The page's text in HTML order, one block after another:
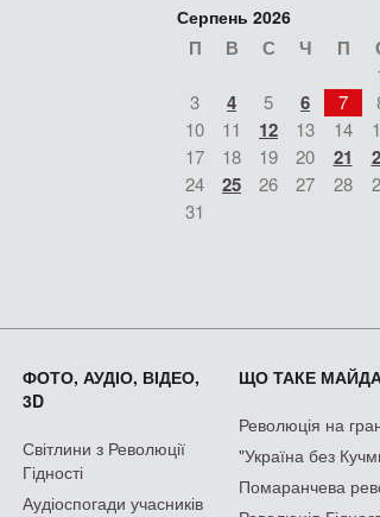
Серпень 2026
П В С Ч П
3 4 5 6 7
10
11 12 13 14
17
18 19 20 21
24
25 26 27 28
31
ФОТО, АУДІО, ВІДЕО,
3D
Світлини з Революції
Гідності
Аудіоспогади учасників
ЩО ТАКЕ
Революція на
"Україна без
Помаранчева